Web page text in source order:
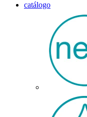
catálogo